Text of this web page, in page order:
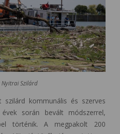
Nyitrai Szilárd
szilárd kommunális és szerves
során bevált módszerrel,
történik. A megpakolt 200